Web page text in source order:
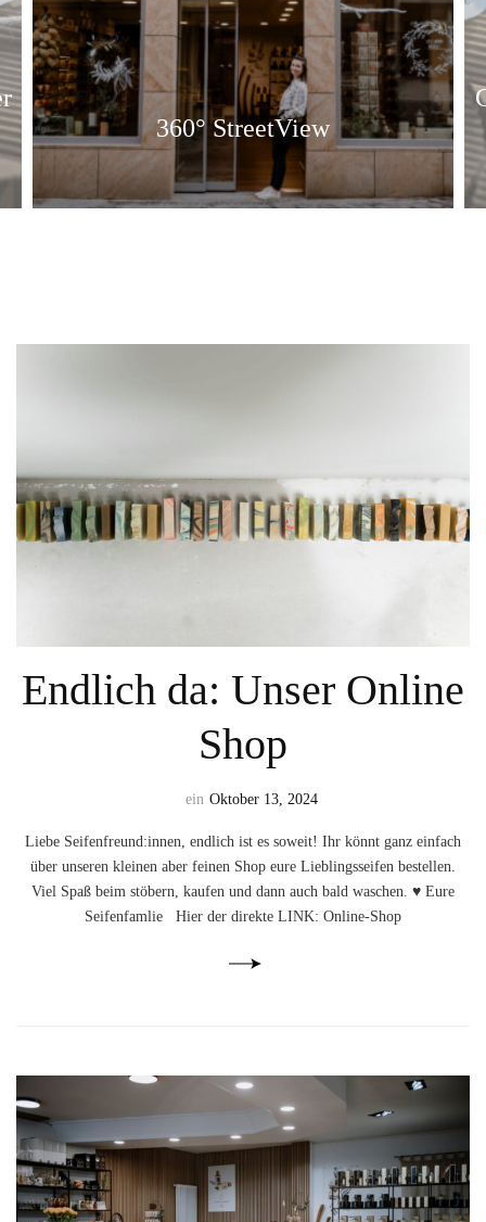
Geschenksets für Firmen, Praxen oder
größere Gesellschaften
Endlich da: Unser Online
Shop
ein Oktober 13, 2024
Liebe Seifenfreund:innen, endlich ist es soweit! Ihr könnt ganz einfach
über unseren kleinen aber feinen Shop eure Lieblingsseifen bestellen.
Viel Spaß beim stöbern, kaufen und dann auch bald waschen. ♥ Eure
Seifenfamlie Hier der direkte LINK: Online-Shop